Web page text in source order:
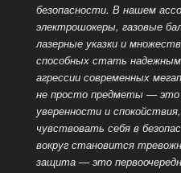
безопасности. В нашем
электрошокеры, газовые
лазерные указки и
способных стать надежным
агрессии современных
не просто предметы — это
уверенности и
чувствовать себя в
вокруг становится
защита — это